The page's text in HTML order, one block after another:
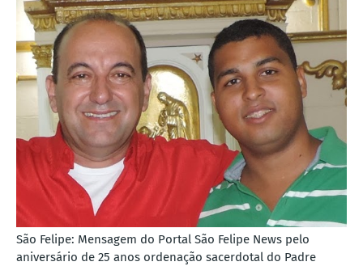
São Felipe: Mensagem do Portal São Felipe News pelo
aniversário de 25 anos ordenação sacerdotal do Padre